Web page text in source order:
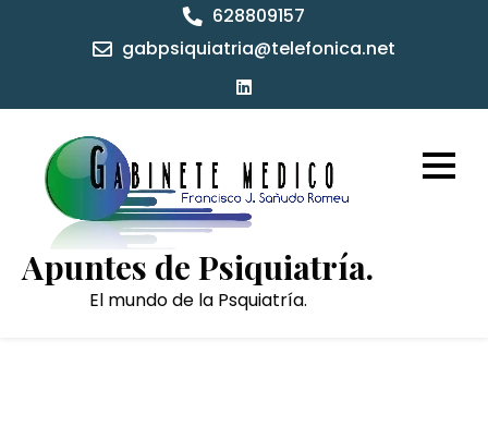
628809157
gabpsiquiatria@telefonica.net
Apuntes de Psiquiatría.
El mundo de la Psquiatría.